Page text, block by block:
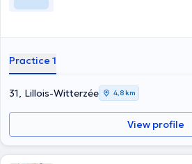
Practice 1
31, Lillois-Witterzée 4,8 km
View profile